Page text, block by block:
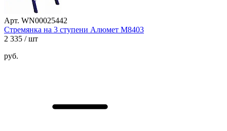
Арт. WN00025442
Стремянка на 3 ступени Алюмет М8403
2 335 / шт
руб.